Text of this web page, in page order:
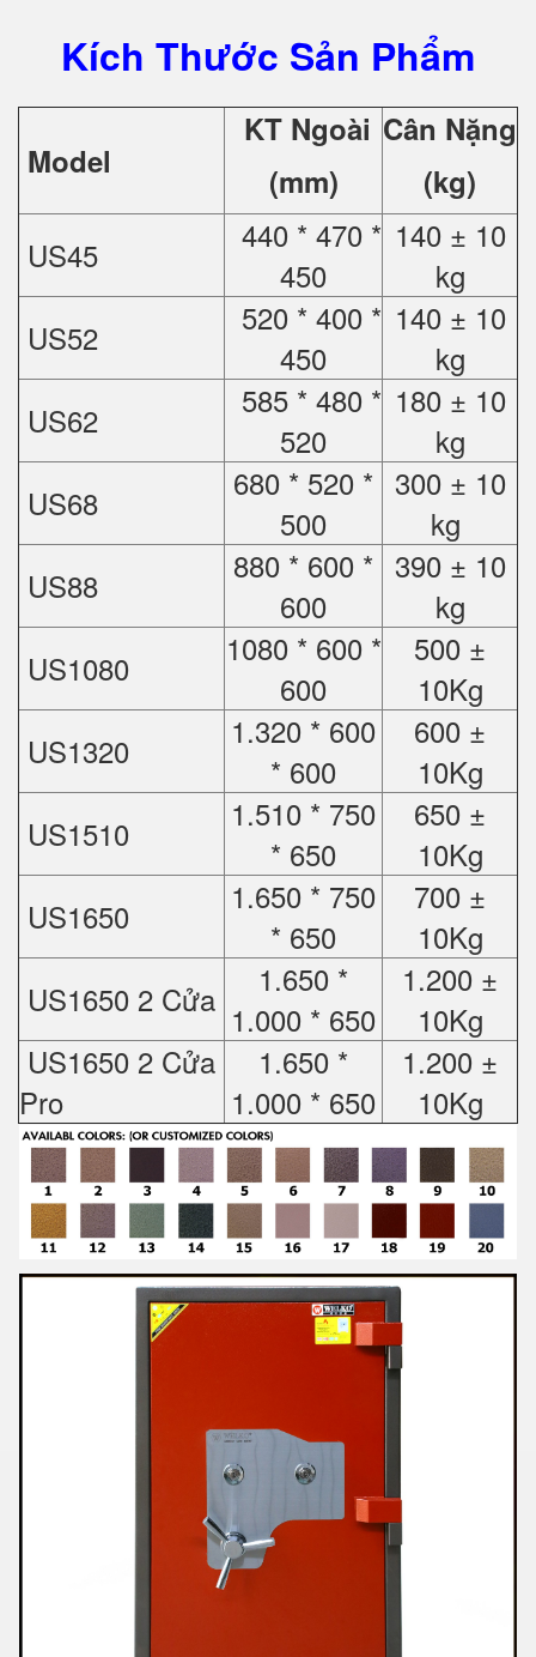
Kích Thước Sản Phẩm
Model
KT Ngoài
(mm)
Cân Nặng
(kg)
US45
440 * 470 *
450
140 ± 10
kg
US52
520 * 400 *
450
140 ± 10
kg
US62
585 * 480 *
520
180 ± 10
kg
US68
680 * 520 *
500
300 ± 10
kg
US88
880 * 600 *
600
390 ± 10
kg
US1080
1080 * 600 *
600
500 ±
10Kg
US1320
1.320 * 600
* 600
600 ±
10Kg
US1510
1.510 * 750
* 650
650 ±
10Kg
US1650
1.650 * 750
* 650
700 ±
10Kg
US1650 2 Cửa
1.650 *
1.000 * 650
1.200 ±
10Kg
US1650 2 Cửa
Pro
1.650 *
1.000 * 650
1.200 ±
10Kg